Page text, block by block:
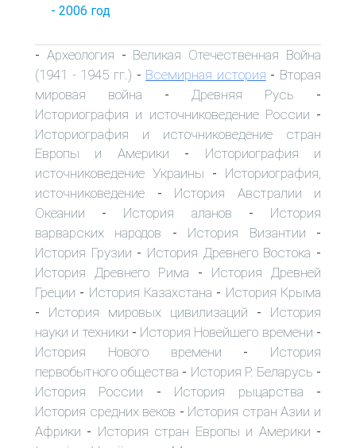
- 2006 год
- Археология - Великая Отечественная Война
(1941 - 1945 гг.) - Всемирная история - Вторая
мировая война - Древняя Русь -
Историография и источниковедение России -
Историография и источниковедение стран
Европы и Америки - Историография и
источниковедение Украины - Историография,
источниковедение - История Австралии и
Океании - История аланов - История
варварских народов - История Византии -
История Грузии - История Древнего Востока -
История Древнего Рима - История Древней
Греции - История Казахстана - История Крыма
- История мировых цивилизаций - История
науки и техники - История Новейшего времени -
История Нового времени - История
первобытного общества - История Р. Беларусь -
История России - История рыцарства -
История средних веков - История стран Азии и
Африки - История стран Европы и Америки -